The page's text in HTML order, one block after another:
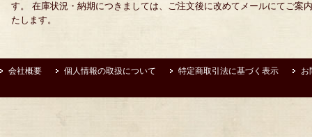
す。 在庫状況・納期につきましては、ご注文後に改めてメールにてご案
たします。
会社概要 個人情報の取扱について 特定商取引法に基づく表示 お